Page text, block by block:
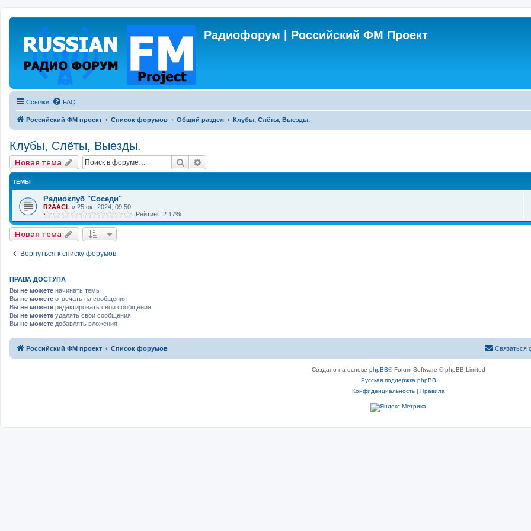
Радиофорум | Российский ФМ Проект
Ссылки FAQ
Российский ФМ проект Список форумов Общий раздел Клубы, Слёты, Выезды.
Клубы, Слёты, Выезды.
Новая тема Поиск
ТЕМЫ
Радиоклуб "Соседи"
R2AACL » 25 окт 2024, 09:50
Рейтинг: 2.17%
Новая тема
Вернуться к списку форумов
ПРАВА ДОСТУПА
Вы не можете начинать темы
Вы не можете отвечать на сообщения
Вы не можете редактировать свои сообщения
Вы не можете удалять свои сообщения
Вы не можете добавлять вложения
Российский ФМ проект Список форумов Связаться
Создано на основе phpBB® Forum Software © phpBB Limited
Русская поддержка phpBB
Конфиденциальность| Правила